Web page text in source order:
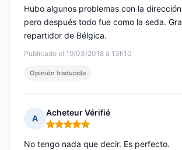
Publicado el 19/03/2018 à 13h10
Hubo algunos problemas con la
pero después todo fue como la seda.
repartidor de Bélgica.
Opinión traducida
A
Acheteur Vérifié
Nota: 5 de 5
No tengo nada que decir. Es perfecto.